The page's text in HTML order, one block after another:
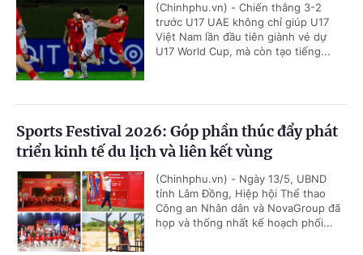
(Chinhphu.vn) - Chiến thắng 3-2
trước U17 UAE không chỉ giúp U17
Việt Nam lần đầu tiên giành vé dự
U17 World Cup, mà còn tạo tiếng...
Sports Festival 2026: Góp phần thúc đẩy phát
triển kinh tế du lịch và liên kết vùng
(Chinhphu.vn) - Ngày 13/5, UBND
tỉnh Lâm Đồng, Hiệp hội Thể thao
Công an Nhân dân và NovaGroup đã
họp và thống nhất kế hoạch phối...